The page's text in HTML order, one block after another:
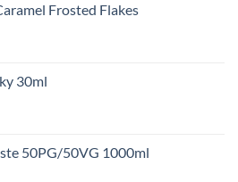
Frosted Flakes
30ml
50PG/50VG 1000ml